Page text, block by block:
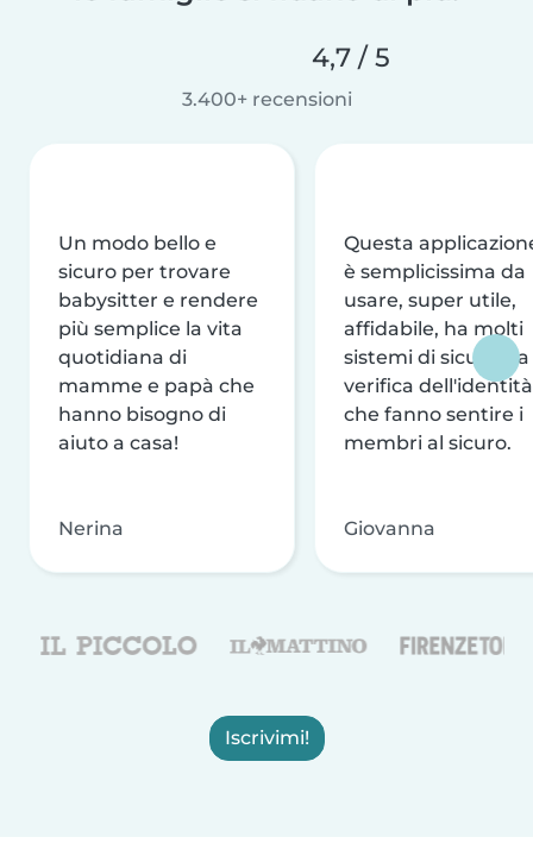
4,7 / 5
3.400+ recensioni
Un modo bello e
sicuro per trovare
babysitter e rendere
più semplice la vita
quotidiana di
mamme e papà che
hanno bisogno di
aiuto a casa!
Nerina
Questa
è semplicissima da
usare, super utile,
affidabile, ha molti
sistemi di sicurezza
verifica dell'identità
che fanno sentire i
membri al sicuro.
Giovanna
Iscrivimi!